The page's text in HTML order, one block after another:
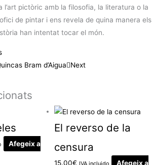
l’art pictòric amb la filosofia, la literatura o la
de pintar i ens revela de quina manera els
han intentat tocar el món.
Bram d’Aigua
Next
Afegeix a
El reverso de la
censura
15.00€ IVA incluido
Afegeix a